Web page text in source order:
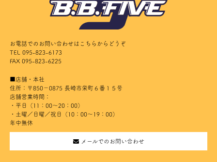
お電話でのお問い合わせはこちらからどうぞ
TEL 095-823-6173
FAX 095-823-6225
■店舗・本社
住所：〒850－0875 長崎市栄町６番１５号
店舗営業時間：
・平日（11：00～20：00）
・土曜／日曜／祝日（10：00～19：00）
年中無休
メールでのお問い合わせ